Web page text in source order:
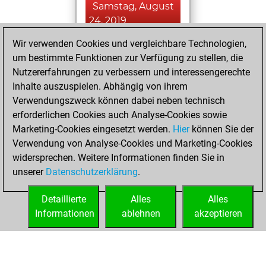
Samstag, August
24, 2019
You played 305
blitz games
Play
+169 =15 -121 in
blitz
Freitag, Juli 26,
2019
You had a best
sprint of 35 positions
Tactics
Wir verwenden Cookies und vergleichbare Technologien,
um bestimmte Funktionen zur Verfügung zu stellen, die
Nutzererfahrungen zu verbessern und interessengerechte
Inhalte auszuspielen. Abhängig von ihrem
Verwendungszweck können dabei neben technisch
erforderlichen Cookies auch Analyse-Cookies sowie
Marketing-Cookies eingesetzt werden. Hierkönnen Sie der
Verwendung von Analyse-Cookies und Marketing-Cookies
widersprechen. Weitere Informationen finden Sie in
unserer Datenschutzerklärung.
Alles
akzeptieren
Alles
ablehnen
Detaillierte
Informationen